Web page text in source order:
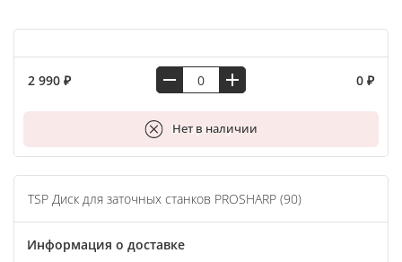
2 990 ₽ 0 ₽
Нет в наличии
В корзину
TSP Диск для заточных станков PROSHARP (90)
Информация о доставке